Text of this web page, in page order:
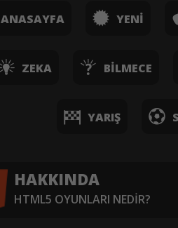
ANASAYFA YENI
ZEKA BILMECE
YARIŞ
HAKKINDA
HTML5 OYUNLARI NEDIR?